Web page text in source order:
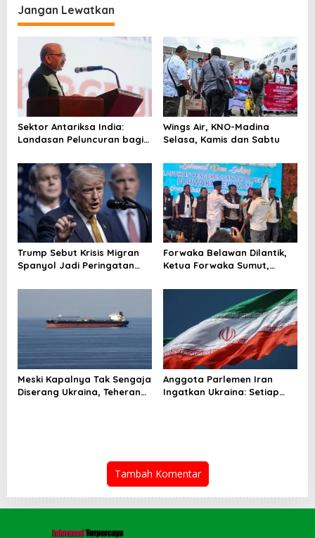
a
s
i
p
o
s
Jangan Lewatkan
Sektor Antariksa India:
Landasan Peluncuran bagi
Wings Air, KNO-Madina
Selasa, Kamis dan Sabtu
Trump Sebut Krisis Migran
Spanyol Jadi Peringatan
Forwaka Belawan Dilantik,
Ketua Forwaka Sumut,
Profesionalisme Wartawan
di Wilayah Hukum Kejari
Meski Kapalnya Tak Sengaja
Diserang Ukraina, Teheran
Anggota Parlemen Iran
Ingatkan Ukraina: Setiap
Tambah Komentar